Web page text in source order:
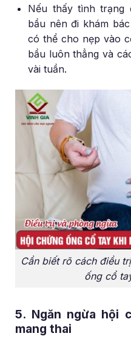
Nếu thấy tình trạng
bầu nên đi khám
có thể cho nẹp vào
bầu luôn thẳng và
vài tuần.
Cần biết rõ cách điều
ống cổ
5. Ngăn ngừa hội
mang thai